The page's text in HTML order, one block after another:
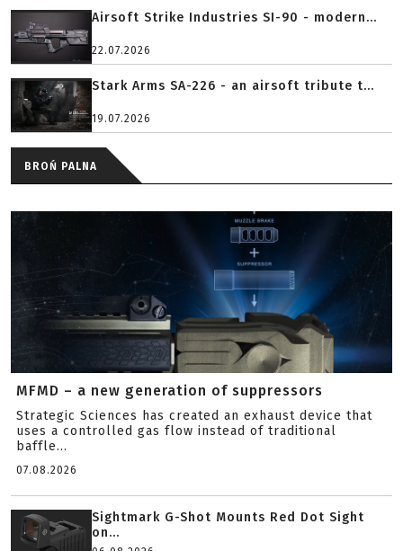
Airsoft Strike Industries SI-90 - modern...
22.07.2026
Stark Arms SA-226 - an airsoft tribute t...
19.07.2026
BROŃ PALNA
MFMD – a new generation of suppressors
Strategic Sciences has created an exhaust device that
uses a controlled gas flow instead of traditional
baffle...
07.08.2026
Sightmark G-Shot Mounts Red Dot Sight
on...